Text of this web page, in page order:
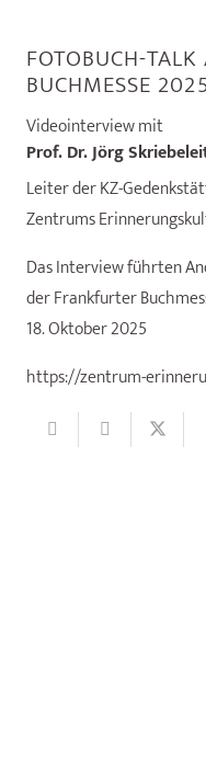
FOTOBUCH-
BUCHMESSE
Videointerview mit
Prof. Dr. Jörg
Leiter der KZ-
Zentrums
Das Interview führten
der Frankfurter
18. Oktober 2025
https://zentrum-